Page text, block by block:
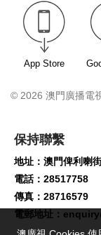
App Store
© 2026 澳門廣播電
保持聯繫
地址：澳門俾利喇
電話：28517758
傳真：28716579
電郵地址：